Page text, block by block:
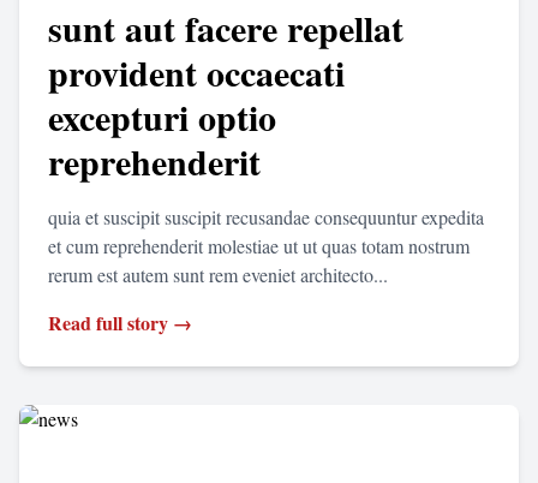
sunt aut facere repellat
provident occaecati
excepturi optio
reprehenderit
quia et suscipit suscipit recusandae consequuntur expedita
et cum reprehenderit molestiae ut ut quas totam nostrum
rerum est autem sunt rem eveniet architecto...
Read full story →